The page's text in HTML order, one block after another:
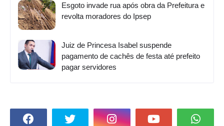
Esgoto invade rua após obra da Prefeitura e
revolta moradores do Ipsep
Juiz de Princesa Isabel suspende
pagamento de cachês de festa até prefeito
pagar servidores